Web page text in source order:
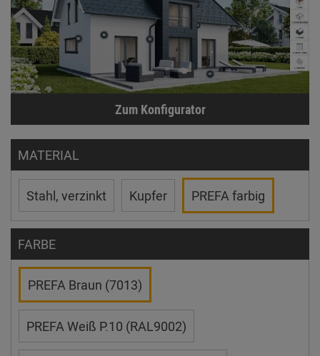
Zum Konfigurator
MATERIAL
Stahl, verzinkt Kupfer PREFA farbig
FARBE
PREFA Braun (7013)
PREFA Weiß P.10 (RAL9002)